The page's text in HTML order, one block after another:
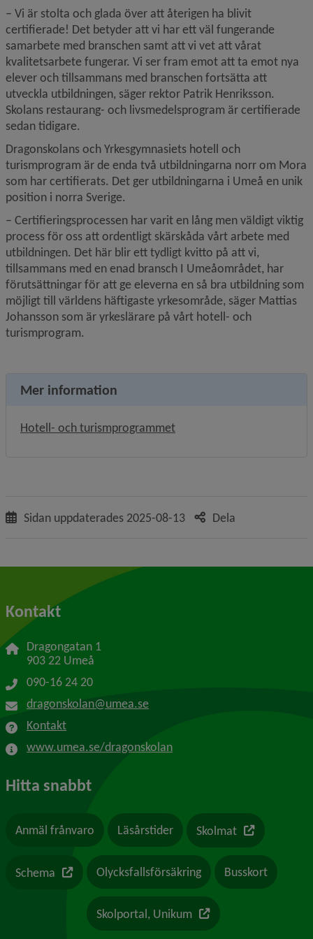
– Vi är stolta och glada över att återigen ha blivit
certifierade! Det betyder att vi har ett väl fungerande
samarbete med branschen samt att vi vet att vårat
kvalitetsarbete fungerar. Vi ser fram emot att ta emot nya
elever och tillsammans med branschen fortsätta att
utveckla utbildningen, säger rektor Patrik Henriksson.
Skolans restaurang- och livsmedelsprogram är certifierade
sedan tidigare.
Dragonskolans och Yrkesgymnasiets hotell och
turismprogram är de enda två utbildningarna norr om Mora
som har certifierats. Det ger utbildningarna i Umeå en unik
position i norra Sverige.
– Certifieringsprocessen har varit en lång men väldigt viktig
process för oss att ordentligt skärskåda vårt arbete med
utbildningen. Det här blir ett tydligt kvitto på att vi,
tillsammans med en enad bransch I Umeåområdet, har
förutsättningar för att ge eleverna en så bra utbildning som
möjligt till världens häftigaste yrkesområde, säger Mattias
Johansson som är yrkeslärare på vårt hotell- och
turismprogram.
Mer information
Hotell- och turismprogrammet
Sidan uppdaterades 2025-08-13 Dela
Kontakt
Dragongatan 1
903 22 Umeå
090-16 24 20
dragonskolan@umea.se
Kontakt
www.umea.se/dragonskolan
Hitta snabbt
Anmäl frånvaro Läsårstider Skolmat Länk till en
Schema Länk till en annan webbplats
Olycksfallsförsäkring Busskort
Skolportal, Unikum Länk till en annan